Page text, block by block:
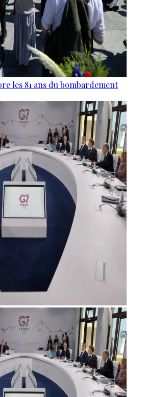
les 81 ans du bombardement